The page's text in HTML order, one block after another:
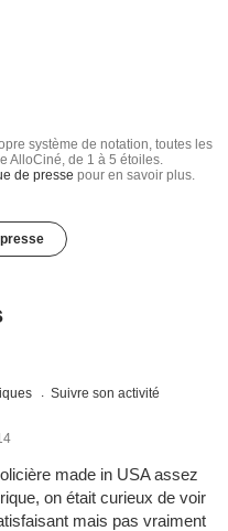
système de notation, toutes les
AlloCiné, de 1 à 5 étoiles.
de presse pour en savoir plus.
Suivre son activité
made in USA assez
on était curieux de voir
mais pas vraiment